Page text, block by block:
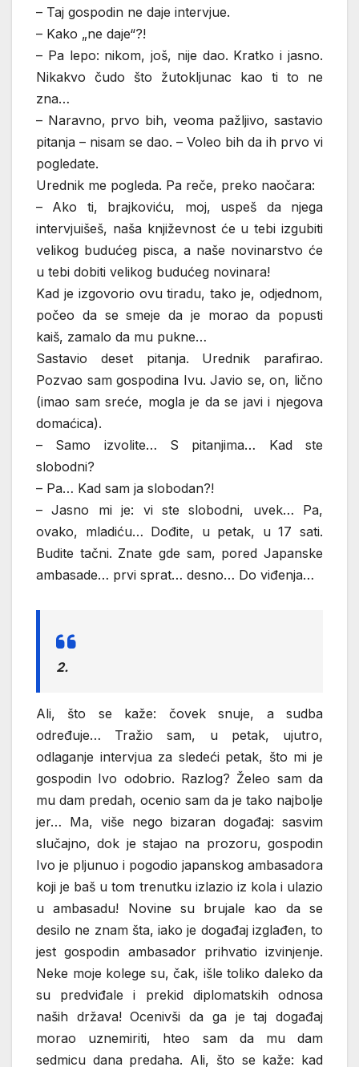
– Taj gospodin ne daje intervjue.
– Kako „ne daje“?!
– Pa lepo: nikom, još, nije dao. Kratko i jasno.
Nikakvo čudo što žutokljunac kao ti to ne
zna…
– Naravno, prvo bih, veoma pažljivo, sastavio
pitanja – nisam se dao. – Voleo bih da ih prvo vi
pogledate.
Urednik me pogleda. Pa reče, preko naočara:
– Ako ti, brajkoviću, moj, uspeš da njega
intervjuišeš, naša književnost će u tebi izgubiti
velikog budućeg pisca, a naše novinarstvo će
u tebi dobiti velikog budućeg novinara!
Kad je izgovorio ovu tiradu, tako je, odjednom,
počeo da se smeje da je morao da popusti
kaiš, zamalo da mu pukne…
Sastavio deset pitanja. Urednik parafirao.
Pozvao sam gospodina Ivu. Javio se, on, lično
(imao sam sreće, mogla je da se javi i njegova
domaćica).
– Samo izvolite… S pitanjima… Kad ste
slobodni?
– Pa… Kad sam ja slobodan?!
– Jasno mi je: vi ste slobodni, uvek… Pa,
ovako, mladiću… Dođite, u petak, u 17 sati.
Budite tačni. Znate gde sam, pored Japanske
ambasade… prvi sprat… desno… Do viđenja…
2.
Ali, što se kaže: čovek snuje, a sudba
određuje… Tražio sam, u petak, ujutro,
odlaganje intervjua za sledeći petak, što mi je
gospodin Ivo odobrio. Razlog? Želeo sam da
mu dam predah, ocenio sam da je tako najbolje
jer… Ma, više nego bizaran događaj: sasvim
slučajno, dok je stajao na prozoru, gospodin
Ivo je pljunuo i pogodio japanskog ambasadora
koji je baš u tom trenutku izlazio iz kola i ulazio
u ambasadu! Novine su brujale kao da se
desilo ne znam šta, iako je događaj izglađen, to
jest gospodin ambasador prihvatio izvinjenje.
Neke moje kolege su, čak, išle toliko daleko da
su predviđale i prekid diplomatskih odnosa
naših država! Ocenivši da ga je taj događaj
morao uznemiriti, hteo sam da mu dam
sedmicu dana predaha. Ali, što se kaže: kad